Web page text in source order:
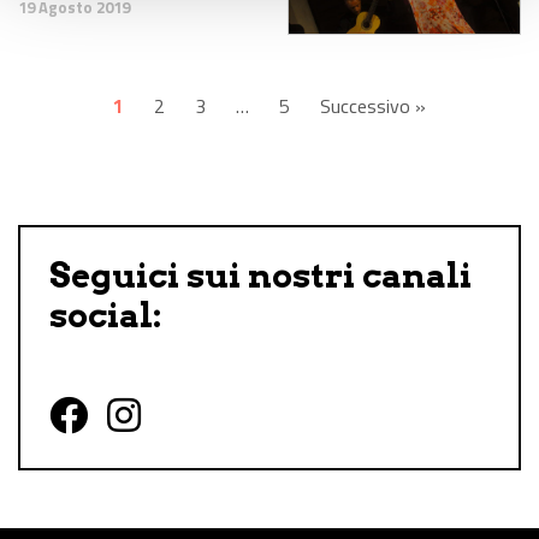
19 Agosto 2019
1 2 3 … 5 Successivo »
Seguici sui nostri canali
social:
Follow us on Facebook
Follow us on Instagram